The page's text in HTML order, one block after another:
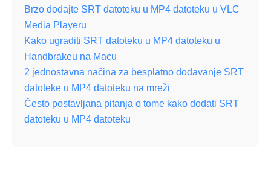
Brzo dodajte SRT datoteku u MP4 datoteku u VLC
Media Playeru
Kako ugraditi SRT datoteku u MP4 datoteku u
Handbrakeu na Macu
2 jednostavna načina za besplatno dodavanje SRT
datoteke u MP4 datoteku na mreži
Često postavljana pitanja o tome kako dodati SRT
datoteku u MP4 datoteku